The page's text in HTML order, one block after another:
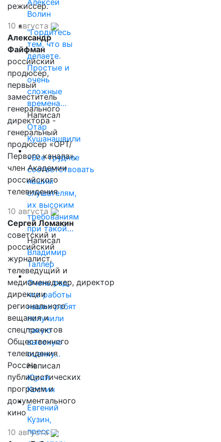
Волин
"Гордитесь
тем, что вы
делаете.
Простые и
очень
сложные
времена…
Написал
Отар
Кушанашвили
«Все труднее
соответствовать
нашим
слушателям,
их высоким
требованиям
при такой…
Написал
Владимир
Таллер
Очень рад,
что работы
наших ребят
получили
такую
высокую
оценку…
Написал
Юрий
Костин
Евгений
Кузин,
пресс-
режиссер.
10 августа
Александр
Файфман
российский
продюсер,
первый
заместитель
генерального
директора -
генеральный
продюсер «ОРТ/
Первого канала»,
член Академии
российского
телевидения
10 августа
Сергей Ломакин
советский и
российский
журналист,
телеведущий и
медиаменеджер, директор
дирекции
регионального
вещания и
спецпроектов
Общественного
телевидения
России
публицистических
программ и
документального
кино
10 августа